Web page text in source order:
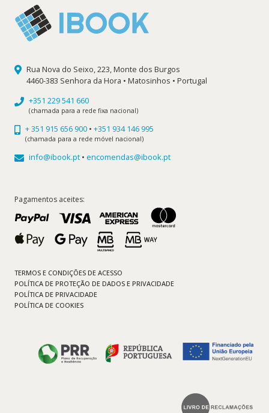
Rua Nova do Seixo, 223, Monte dos Burgos
4460-383 Senhora da Hora • Matosinhos • Portugal
+351 229 541 660
(chamada para a rede fixa nacional)
+ 351 915 656 900 • +351 934 146 995
(chamada para a rede móvel nacional)
info@ibook.pt • encomendas@ibook.pt
Pagamentos aceites:
TERMOS E CONDIÇÕES DE ACESSO
POLÍTICA DE PROTEÇÃO DE DADOS E PRIVACIDADE
POLÍTICA DE PRIVACIDADE
POLÍTICA DE COOKIES